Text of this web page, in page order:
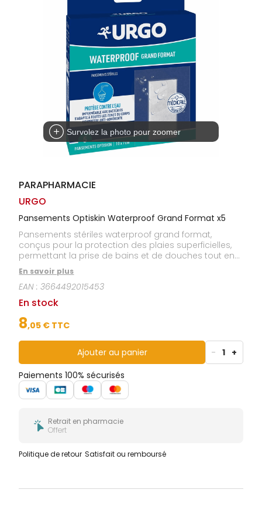
Solaire
Visage
Survolez la photo pour zoomer
PARAPHARMACIE
URGO
Pansements Optiskin Waterproof Grand Format x5
Pansements stériles waterproof grand format,
conçus pour la protection des plaies superficielles,
permettant la prise de bains et de douches tout en
assurant une protection efficace et durable.
En savoir plus
EAN :3664492015453
En stock
8,05 € TTC
Ajouter au panier - 1 +
Paiements 100% sécurisés
Retrait en pharmacie
Offert
Politique de retour Satisfait ou remboursé